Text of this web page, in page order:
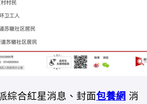
綜合紅星消息、封面包養網 消